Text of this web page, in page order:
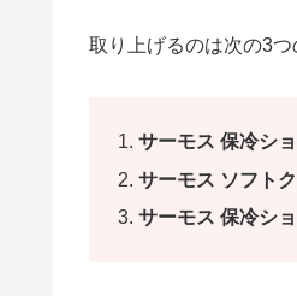
取り上げるのは次の3つ
サーモス 保冷シ
サーモス ソフト
サーモス 保冷シ